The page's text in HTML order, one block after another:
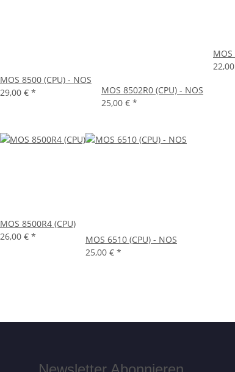
MOS 8500 (CPU) - NOS
29,00 € *
MOS 8502R0 (CPU) - NOS
25,00 € *
MOS
MOS 8500R4 (CPU)
26,00 € *
MOS 6510 (CPU) - NOS
25,00 € *